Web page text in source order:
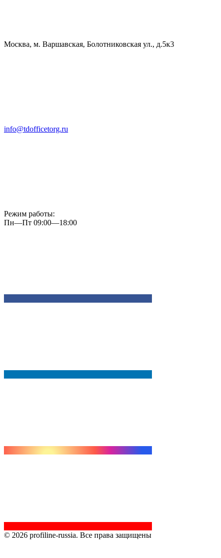
Москва, м. Варшавская, Болотниковская ул., д.5к3
info@tdofficetorg.ru
Режим работы:
Пн—Пт 09:00—18:00
© 2026 profiline-russia. Все права защищены